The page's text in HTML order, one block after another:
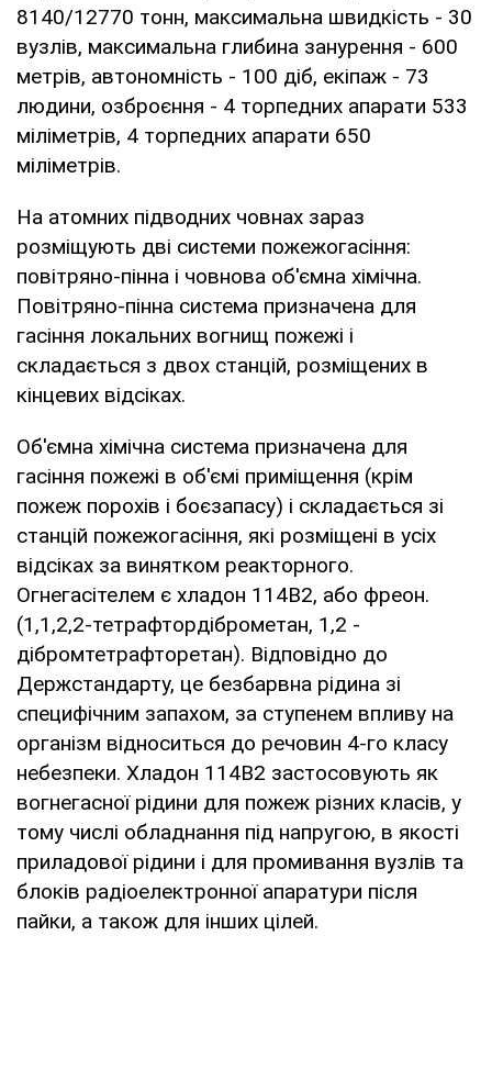
8140/12770 тонн, максимальна швидкість - 30
вузлів, максимальна глибина занурення - 600
метрів, автономність - 100 діб, екіпаж - 73
людини, озброєння - 4 торпедних апарати 533
міліметрів, 4 торпедних апарати 650
міліметрів.
На атомних підводних човнах зараз
розміщують дві системи пожежогасіння:
повітряно-пінна і човнова об'ємна хімічна.
Повітряно-пінна система призначена для
гасіння локальних вогнищ пожежі і
складається з двох станцій, розміщених в
кінцевих відсіках.
Об'ємна хімічна система призначена для
гасіння пожежі в об'ємі приміщення (крім
пожеж порохів і боєзапасу) і складається зі
станцій пожежогасіння, які розміщені в усіх
відсіках за винятком реакторного.
Огнегасітелем є хладон 114В2, або фреон.
(1,1,2,2-тетрафтордіброметан, 1,2 -
дібромтетрафторетан). Відповідно до
Держстандарту, це безбарвна рідина зі
специфічним запахом, за ступенем впливу на
організм відноситься до речовин 4-го класу
небезпеки. Хладон 114В2 застосовують як
вогнегасної рідини для пожеж різних класів, у
тому числі обладнання під напругою, в якості
приладової рідини і для промивання вузлів та
блоків радіоелектронної апаратури після
пайки, а також для інших цілей.